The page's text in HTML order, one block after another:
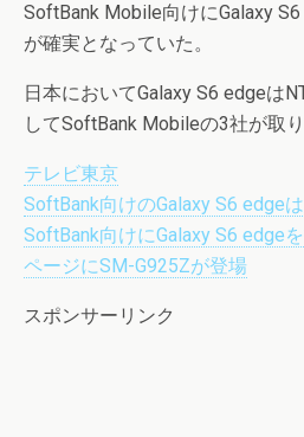
SoftBank Mobile向けにGalaxy
が確実となっていた。
日本においてGalaxy S6 edgeは
してSoftBank Mobileの3社が取
テレビ東京
SoftBank向けのGalaxy S6 edge
SoftBank向けにGalaxy S6 edge
ページにSM-G925Zが登場
スポンサーリンク